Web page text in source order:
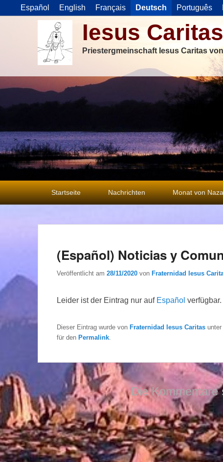
Español English Français Deutsch Português
Iesus Caritas
Priestergmeinschaft Iesus Caritas
Primäres
Menü
Startseite Nachrichten Monat von
(Español) Noticias y
Veröffentlicht am 28/11/2020 von Fraternidad Iesus
Leider ist der Eintrag nur auf Español verfügbar.
Dieser Eintrag wurde von Fraternidad Iesus Caritas unter
für den Permalink
Die Kommentare